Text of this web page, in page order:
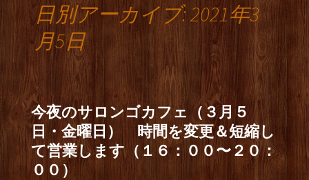
日別アーカイブ: 2021年3
月5日
今夜のサロンゴカフェ（３月５
日・金曜日） 時間を変更＆短縮し
て営業します（１６：００〜２０：
００）